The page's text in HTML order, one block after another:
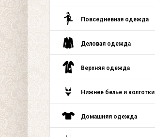
Повседневная одежда
Деловая одежда
Верхняя одежда
Нижнее белье и колготки
Домашняя одежда